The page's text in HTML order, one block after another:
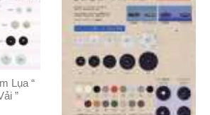
Lụa “
”